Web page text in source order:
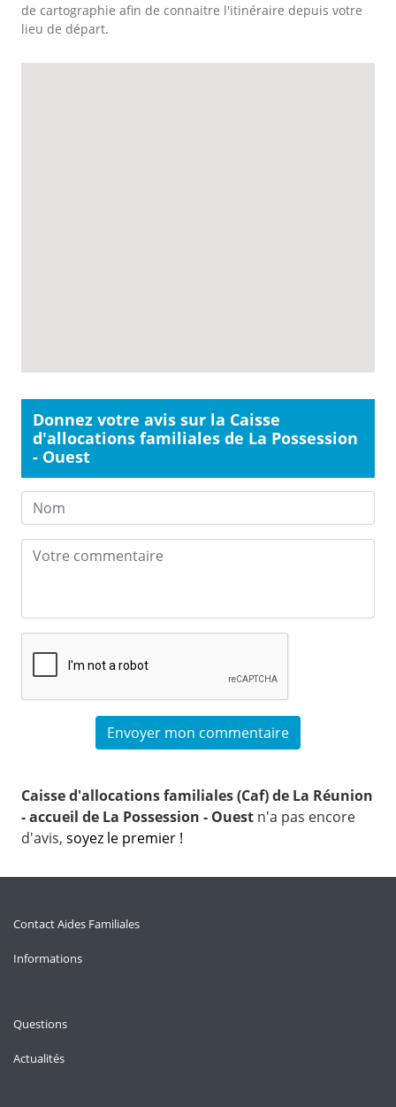
de cartographie afin de connaitre l'itinéraire depuis votre
lieu de départ.
Donnez votre avis sur la Caisse
d'allocations familiales de La Possession
- Ouest
Caisse d'allocations familiales (Caf) de La Réunion
- accueil de La Possession - Ouest n'a pas encore
d'avis, soyez le premier !
Contact Aides Familiales
Informations
Questions
Actualités